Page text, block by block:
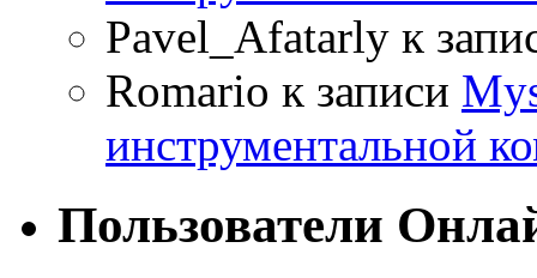
Pavel_Afatarly к
Romario к записи
инструментальной
Пользователи